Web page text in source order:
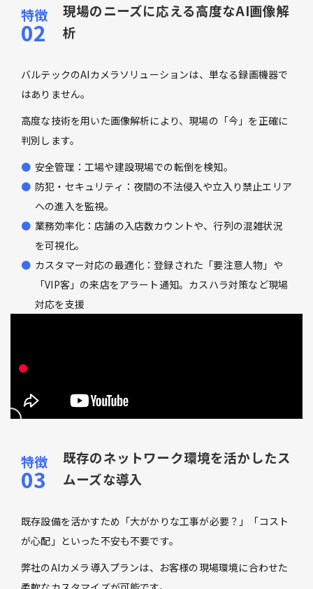
現場のニーズに応える高度なAI画像解
析
バルテックのAIカメラソリューションは、単なる録画機器で
はありません。
高度な技術を用いた画像解析により、現場の「今」を正確に
判別します。
安全管理：工場や建設現場での転倒を検知。
防犯・セキュリティ：夜間の不法侵入や立入り禁止エリア
への進入を監視。
業務効率化：店舗の入店数カウントや、行列の混雑状況
を可視化。
カスタマー対応の最適化：登録された「要注意人物」や
「VIP客」の来店をアラート通知。カスハラ対策など現場
対応を支援
既存のネットワーク環境を活かしたス
ムーズな導入
既存設備を活かすため「大がかりな工事が必要？」「コスト
が心配」といった不安も不要です。
弊社のAIカメラ導入プランは、お客様の現場環境に合わせた